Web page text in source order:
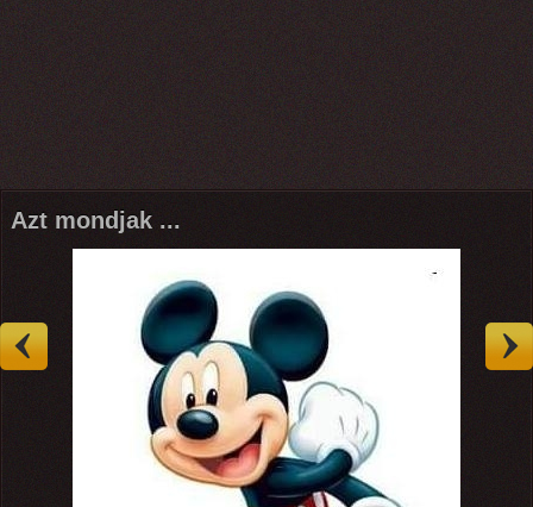
Azt mondjak ...